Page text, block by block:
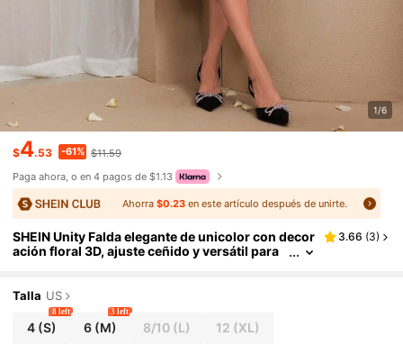
1/6
$4.53 -61% $11.59
Paga ahora, o en 4 pagos de $1.13
Ahorra $0.23en este artículo después de unirte.
SHEIN Unity Falda elegante de unicolor con decor
ación floral 3D, ajuste ceñido y versátil para
3.66 (3)
Talla US
4 (S)
8 left
6 (M)
3 left
8/10(L) 12 (XL)